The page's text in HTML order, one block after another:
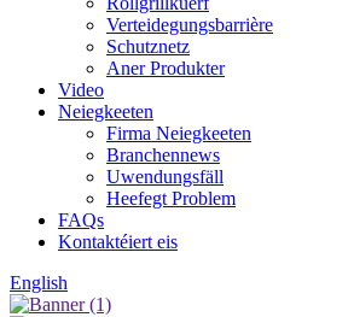
Verteidegungsbarrière
Schutznetz
Aner Produkter
Video
Neiegkeeten
Firma Neiegkeeten
Branchennews
Uwendungsfäll
Heefegt Problem
FAQs
Kontaktéiert eis
English